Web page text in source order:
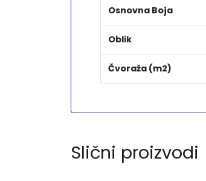
Osnovna Boja
Oblik
Čvoraža (m2)
Slični proizvodi